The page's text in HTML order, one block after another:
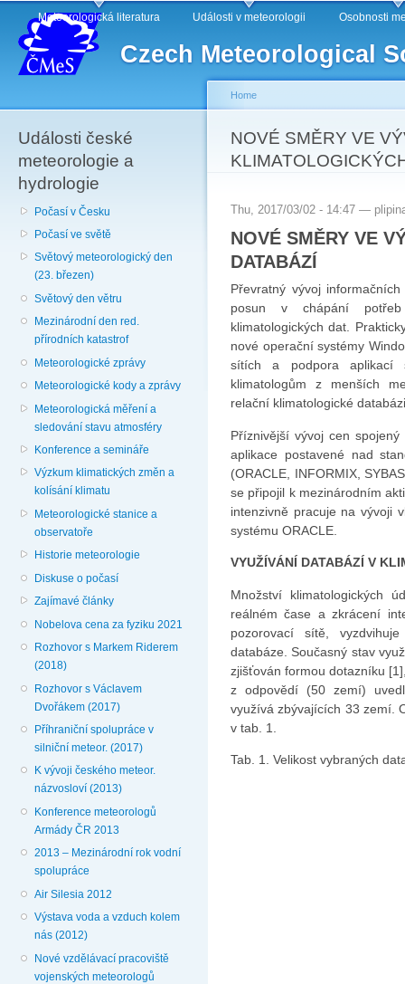
Czech Meteorological
Main menu
Meteorologická literatura Události v meteorologii Osobnosti
Události české
meteorologie a
hydrologie
Počasí v Česku
Počasí ve světě
Světový meteorologický den
(23. březen)
Světový den větru
Mezinárodní den red.
přírodních katastrof
Meteorologické zprávy
Meteorologické kody a zprávy
Meteorologická měření a
sledování stavu atmosféry
Konference a semináře
Výzkum klimatických změn a
kolísání klimatu
Meteorologické stanice a
observatoře
Historie meteorologie
Diskuse o počasí
Zajímavé články
Nobelova cena za fyziku 2021
Rozhovor s Markem Riderem
(2018)
Rozhovor s Václavem
Dvořákem (2017)
Příhraniční spolupráce v
silniční meteor. (2017)
K vývoji českého meteor.
názvosloví (2013)
Konference meteorologů
Armády ČR 2013
2013 – Mezinárodní rok vodní
spolupráce
Air Silesia 2012
Výstava voda a vzduch kolem
nás (2012)
Nové vzdělávací pracoviště
vojenských meteorologů
You are here
Home
NOVÉ SMĚRY VE
Thu, 2017/03/02 - 14:47 —
NOVÉ SMĚRY VE
DATABÁZÍ
Převratný vývoj
posun v chápání
klimatologických dat.
nové operační systémy
sítích a podpora aplikací
klimatologům z menších
relační klimatologické
Příznivější vývoj cen
aplikace postavené nad
(ORACLE, INFORMIX,
se připojil k mezinárodním
intenzivně pracuje na vývoji
systému ORACLE.
VYUŽÍVÁNÍ DATABÁZÍ V
Množství klimatologických
reálném čase a zkrácení
pozorovací sítě,
databáze. Současný stav
zjišťován formou dotazníku
z odpovědí (50 zemí)
využívá zbývajících 33 zemí.
v tab. 1.
Tab. 1. Velikost vybraných